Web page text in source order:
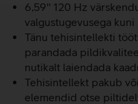
6,59'' 120 Hz
valgustugevusega
Tänu tehisintellekti
parandada
nutikalt laiendada
Tehisintellekt pakub
elemendid otse